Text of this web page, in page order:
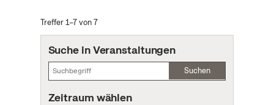
Treffer 1–7 von 7
Suche in Veranstaltungen
Suchen
Zeitraum wählen